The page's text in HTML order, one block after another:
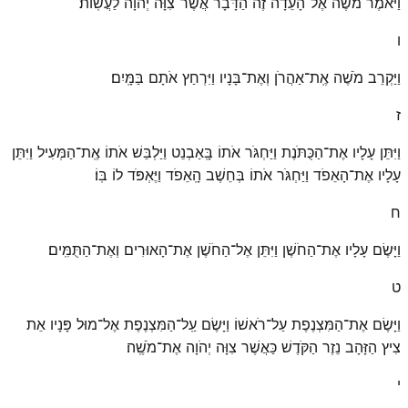
ו
וַיַּקְרֵב מֹשֶׁה אֶֽת־אַהֲרֹן וְאֶת־בָּנָיו וַיִּרְחַץ אֹתָם בַּמָּֽיִם׃
ז
וַיִּתֵּן עָלָיו אֶת־הַכֻּתֹּנֶת וַיַּחְגֹּר אֹתוֹ בָּֽאַבְנֵט וַיַּלְבֵּשׁ אֹתוֹ אֶֽת־הַמְּעִיל וַיִּתֵּן
עָלָיו אֶת־הָאֵפֹד וַיַּחְגֹּר אֹתוֹ בְּחֵשֶׁב הָֽאֵפֹד וַיֶּאְפֹּד לוֹ בּֽוֹ׃
ח
וַיָּשֶׂם עָלָיו אֶת־הַחֹשֶׁן וַיִּתֵּן אֶל־הַחֹשֶׁן אֶת־הָאוּרִים וְאֶת־הַתֻּמִּֽים׃
ט
וַיָּשֶׂם אֶת־הַמִּצְנֶפֶת עַל־רֹאשׁוֹ וַיָּשֶׂם עַֽל־הַמִּצְנֶפֶת אֶל־מוּל פָּנָיו אֵת
צִיץ הַזָּהָב נֵזֶר הַקֹּדֶשׁ כַּאֲשֶׁר צִוָּה יְהֹוָה אֶת־מֹשֶֽׁה׃
י